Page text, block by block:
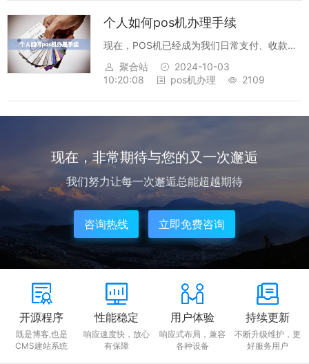
个人如何pos机办理手续
现在，POS机已经成为我们日常支付、收款的
重要工具。因此，个人如何办理POS机手续也
成为当下热门话题。下面，就个人办理POS机
理POS机手续，需要拥有一定的资质...
聚合站
2024-10-03
10:20:08
pos机办理 2109
现在，非常期待与您的又一次邂逅
我们努力让每一次邂逅总能超越期待
咨询热线 立即免费咨询
开源程序
既是博客,也是
CMS建站系统
性能稳定
响应速度快，放心
有保障
用户体验
响应式布局，兼容
各种设备
持续更新
不断升级维护，更
好服务用户